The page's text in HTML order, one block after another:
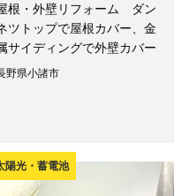
根・外壁リフォーム ダン
ツトップで屋根カバー、金
サイディングで外壁カバー
野県小諸市
陽光・蓄電池